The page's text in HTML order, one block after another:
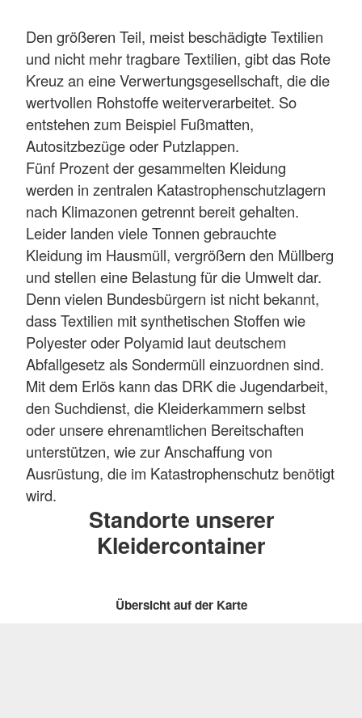
Den größeren Teil, meist beschädigte Textilien
und nicht mehr tragbare Textilien, gibt das Rote
Kreuz an eine Verwertungsgesellschaft, die die
wertvollen Rohstoffe weiterverarbeitet. So
entstehen zum Beispiel Fußmatten,
Autositzbezüge oder Putzlappen.
Fünf Prozent der gesammelten Kleidung
werden in zentralen Katastrophenschutzlagern
nach Klimazonen getrennt bereit gehalten.
Leider landen viele Tonnen gebrauchte
Kleidung im Hausmüll, vergrößern den Müllberg
und stellen eine Belastung für die Umwelt dar.
Denn vielen Bundesbürgern ist nicht bekannt,
dass Textilien mit synthetischen Stoffen wie
Polyester oder Polyamid laut deutschem
Abfallgesetz als Sondermüll einzuordnen sind.
Mit dem Erlös kann das DRK die Jugendarbeit,
den Suchdienst, die Kleiderkammern selbst
oder unsere ehrenamtlichen Bereitschaften
unterstützen, wie zur Anschaffung von
Ausrüstung, die im Katastrophenschutz benötigt
wird.
Standorte unserer
Kleidercontainer
Übersicht auf der Karte